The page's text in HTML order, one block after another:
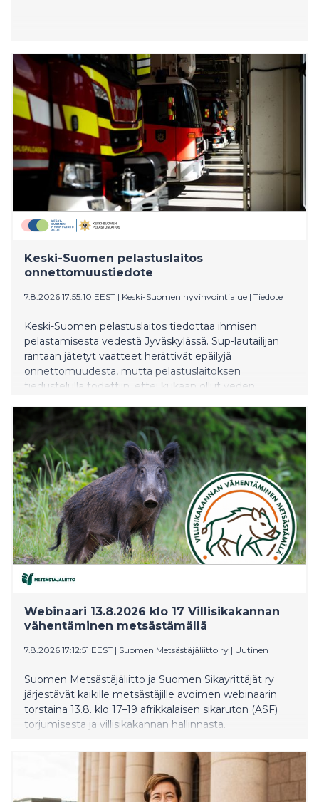
Keski-Suomen pelastuslaitos
onnettomuustiedote
7.8.2026 17:55:10 EEST | Keski-Suomen hyvinvointialue | Tiedote
Keski-Suomen pelastuslaitos tiedottaa ihmisen
pelastamisesta vedestä Jyväskylässä. Sup-lautailijan
rantaan jätetyt vaatteet herättivät epäilyjä
onnettomuudesta, mutta pelastuslaitoksen
tiedustelulla todettiin, ettei kukaan ollut veden
Webinaari 13.8.2026 klo 17 Villisikakannan
vähentäminen metsästämällä
7.8.2026 17:12:51 EEST | Suomen Metsästäjäliitto ry | Uutinen
Suomen Metsästäjäliitto ja Suomen Sikayrittäjät ry
järjestävät kaikille metsästäjille avoimen webinaarin
torstaina 13.8. klo 17–19 afrikkalaisen sikaruton (ASF)
torjumisesta ja villisikakannan hallinnasta.